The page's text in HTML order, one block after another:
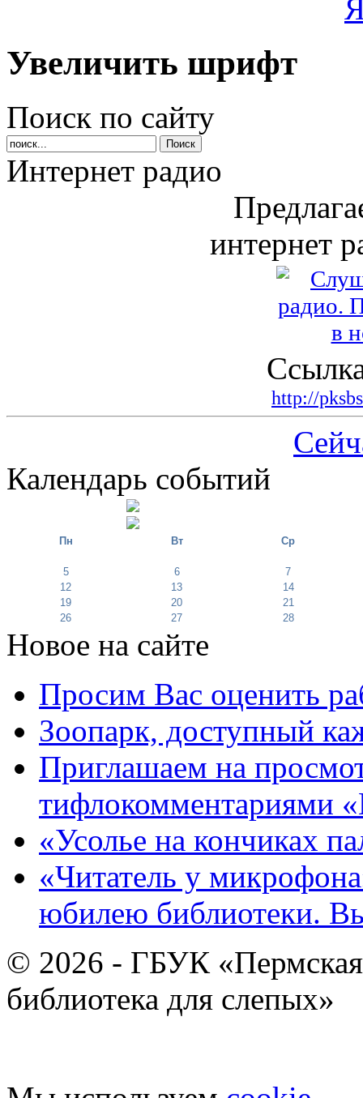
Увеличить шрифт
Поиск по сайту
Интернет радио
интернет
http://
Календарь событий
Пн Вт Ср
5 6
7
12
13
14
19
20
21
26
27 28
Новое на сайте
Просим Вас оценить
Зоопарк, доступный
Приглашаем на
тифлокомментариями
«Усолье на кончиках
«Читатель у
юбилею библиотеки.
© 2026 - ГБУК «Пермская
библиотека для слепых»